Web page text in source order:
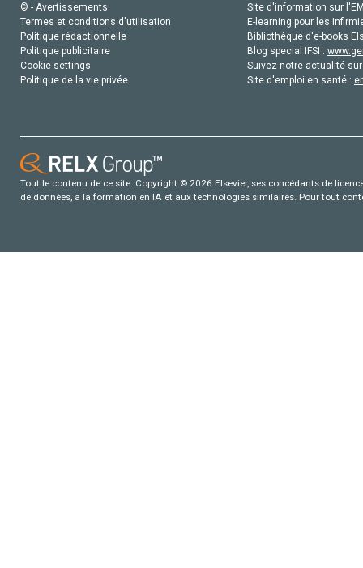
© - Avertissements
Termes et conditions d'utilisation
Politique rédactionnelle
Politique publicitaire
Cookie settings
Politique de la vie privée
Site d'information sur
E-learning pour les
Bibliothèque d'e-books
Blog special IFSI :
Suivez notre actualité
Site d'emploi en santé :
Tout le contenu de ce site: Copyright © 2026 Elsevier, ses concédants de
de données, a la formation en IA et aux technologies similaires. Pour tout